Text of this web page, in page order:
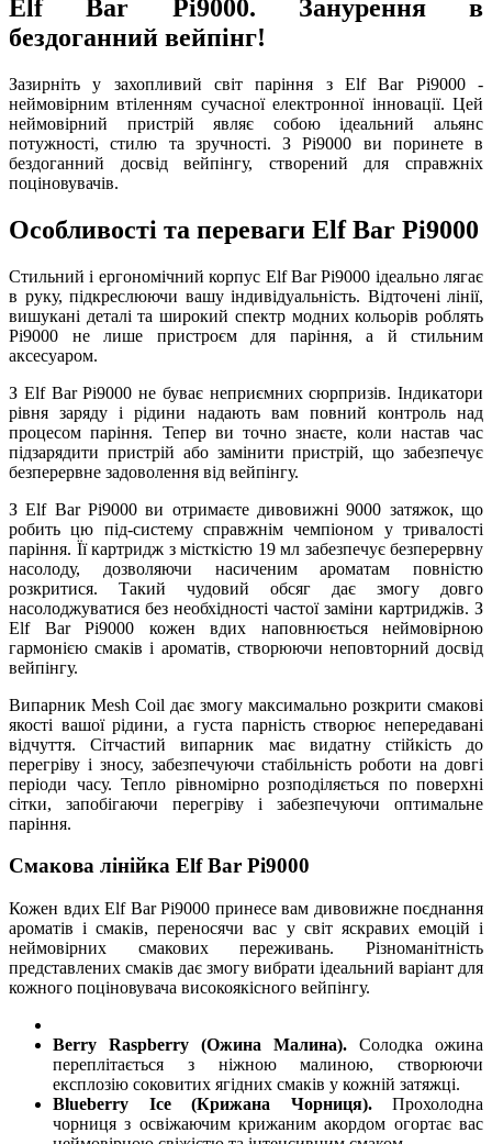
Elf Bar Pi9000. Занурення в
бездоганний вейпінг!
Зазирніть у захопливий світ паріння з Elf Bar Pi9000 -
неймовірним втіленням сучасної електронної інновації. Цей
неймовірний пристрій являє собою ідеальний альянс
потужності, стилю та зручності. З Pi9000 ви поринете в
бездоганний досвід вейпінгу, створений для справжніх
поціновувачів.
Особливості та переваги Elf Bar Pi9000
Стильний і ергономічний корпус Elf Bar Pi9000 ідеально лягає
в руку, підкреслюючи вашу індивідуальність. Відточені лінії,
вишукані деталі та широкий спектр модних кольорів роблять
Pi9000 не лише пристроєм для паріння, а й стильним
аксесуаром.
З Elf Bar Pi9000 не буває неприємних сюрпризів. Індикатори
рівня заряду і рідини надають вам повний контроль над
процесом паріння. Тепер ви точно знаєте, коли настав час
підзарядити пристрій або замінити пристрій, що забезпечує
безперервне задоволення від вейпінгу.
З Elf Bar Pi9000 ви отримаєте дивовижні 9000 затяжок, що
робить цю під-систему справжнім чемпіоном у тривалості
паріння. Її картридж з місткістю 19 мл забезпечує безперервну
насолоду, дозволяючи насиченим ароматам повністю
розкритися. Такий чудовий обсяг дає змогу довго
насолоджуватися без необхідності частої заміни картриджів. З
Elf Bar Pi9000 кожен вдих наповнюється неймовірною
гармонією смаків і ароматів, створюючи неповторний досвід
вейпінгу.
Випарник Mesh Coil дає змогу максимально розкрити смакові
якості вашої рідини, а густа парність створює непередавані
відчуття. Сітчастий випарник має видатну стійкість до
перегріву і зносу, забезпечуючи стабільність роботи на довгі
періоди часу. Тепло рівномірно розподіляється по поверхні
сітки, запобігаючи перегріву і забезпечуючи оптимальне
паріння.
Смакова лінійка Elf Bar Pi9000
Кожен вдих Elf Bar Pi9000 принесе вам дивовижне поєднання
ароматів і смаків, переносячи вас у світ яскравих емоцій і
неймовірних смакових переживань. Різноманітність
представлених смаків дає змогу вибрати ідеальний варіант для
кожного поціновувача високоякісного вейпінгу.
Berry Raspberry (Ожина Малина). Солодка ожина
переплітається з ніжною малиною, створюючи
експлозію соковитих ягідних смаків у кожній затяжці.
Blueberry Ice (Крижана Чорниця). Прохолодна
чорниця з освіжаючим крижаним акордом огортає вас